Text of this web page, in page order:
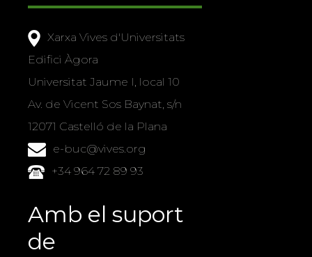
Xarxa Vives d'Universitats
Edifici Àgora
Universitat Jaume I, local 10
Av. de Vicent Sos Baynat, s/n
12071 Castelló de la Plana
e-buc@vives.org
+34 964 72 89 93
Amb el suport
de